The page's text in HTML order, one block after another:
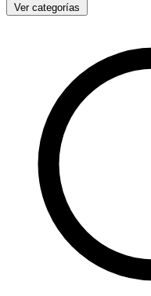
Ver categorías